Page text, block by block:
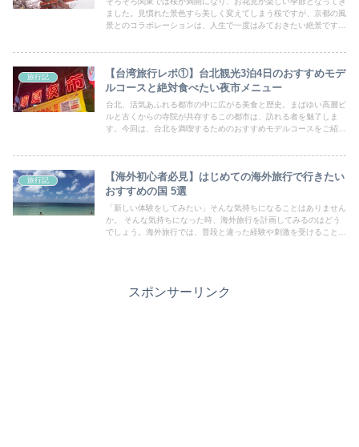
ました。見慣れた景色すら美しく変えてしまう桜ですが、京都の風
景とのコラボレーションは、人生で一度はみておきたい絶景です。
旅行記
【台湾旅行レポ①】台北観光3泊4日のおすすめモデ
ルコースと絶対食べたい夜市メニュー
台北、活気あふれる都市の中に広がる美食と歴史。まばゆい高層ビ
ルと古くからの寺院が共存するこの都市は、訪れる者を魅了しま
す。今回は、台北を満喫するためのおすすめモデルコースをご紹介
旅行記
【海外初心者必見】はじめての海外旅行で行きたい
おすすめの国 5選
「新しい体験をしてみたい」そんな気持ちになることはありません
か。 そんな気持ちになった時、海外旅行を計画してみるのはどう
でしょう。海外旅行では、普段と違った経験や刺激を受けることが
スポンサーリンク